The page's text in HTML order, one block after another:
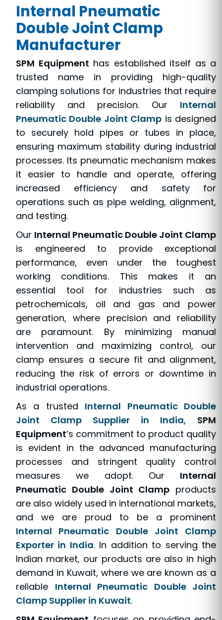
Internal Pneumatic
Double Joint Clamp
Manufacturer
SPM Equipment has established itself as a
trusted name in providing high-quality
clamping solutions for industries that require
reliability and precision. Our Internal
Pneumatic Double Joint Clamp is designed
to securely hold pipes or tubes in place,
ensuring maximum stability during industrial
processes. Its pneumatic mechanism makes
it easier to handle and operate, offering
increased efficiency and safety for
operations such as pipe welding, alignment,
and testing.
Our Internal Pneumatic Double Joint Clamp
is engineered to provide exceptional
performance, even under the toughest
working conditions. This makes it an
essential tool for industries such as
petrochemicals, oil and gas and power
generation, where precision and reliability
are paramount. By minimizing manual
intervention and maximizing control, our
clamp ensures a secure fit and alignment,
reducing the risk of errors or downtime in
industrial operations.
As a trusted Internal Pneumatic Double
Joint Clamp Supplier in India, SPM
Equipment’s commitment to product quality
is evident in the advanced manufacturing
processes and stringent quality control
measures we adopt. Our Internal
Pneumatic Double Joint Clamp products
are also widely used in international markets,
and we are proud to be a prominent
Internal Pneumatic Double Joint Clamp
Exporter in India. In addition to serving the
Indian market, our products are also in high
demand in Kuwait, where we are known as a
reliable Internal Pneumatic Double Joint
Clamp Supplier in Kuwait.